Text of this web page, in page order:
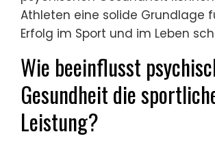
Athleten eine solide Grundlage
Erfolg im Sport und im Leben
Wie beeinflusst
Gesundheit die
Leistung?